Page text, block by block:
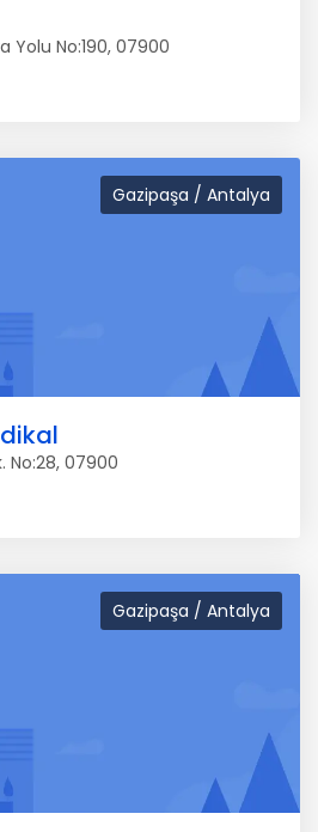
Yolu No:190, 07900
Gazipaşa / Antalya
No:28, 07900
Gazipaşa / Antalya